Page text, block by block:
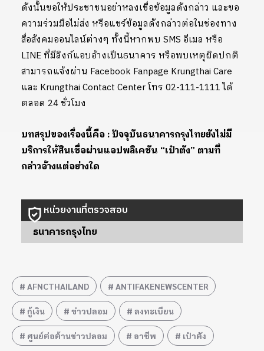
ดังนั้นขอให้ประชาชนอย่าหลงเชื่อข้อมูลดังกล่าว และขอ
ความร่วมมือไม่ส่ง หรือแชร์ข้อมูลดังกล่าวต่อในช่องทาง
สื่อสังคมออนไลน์ต่างๆ ทั้งนี้หากพบ SMS อีเมล หรือ
LINE ที่มีลิงก์แอบอ้างเป็นธนาคาร หรือพบเหตุผิดปกติ
สามารถแจ้งผ่าน Facebook Fanpage Krungthai Care
และ Krungthai Contact Center โทร 02-111-1111 ได้
ตลอด 24 ชั่วโมง
บทสรุปของเรื่องนี้คือ : ปัจจุบันธนาคารกรุงไทยยังไม่มี
บริการให้สินเชื่อผ่านแอปพลิเคชัน “เป๋าตัง” ตามที่
กล่าวอ้างแต่อย่างใด
หน่วยงานที่ตรวจสอบ
ธนาคารกรุงไทย
AFNCTHAILAND ANTIFAKENEWSCENTER
กู้เงิน ข่าวปลอม ลงทะเบียน
ศูนย์ต่อต้านข่าวปลอม อาชีพ เป๋าตัง